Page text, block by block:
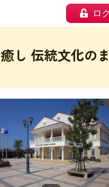
ロ
し 伝統文化の